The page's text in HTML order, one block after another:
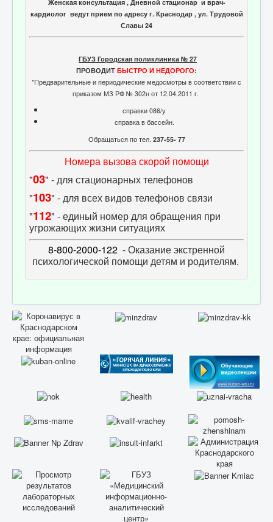
Контакты
Женская консультация
Женская консультация , Дневной стационар и врач-
кардиолог ведут прием по адресу г. Краснодар , ул. Трудовой
Славы 24
ГБУЗ Городская поликлиника № 27
ПРОВОДИТ БЫСТРО И НЕДОРОГО:
*Предварительные и периодические медосмотры в соответствии с
приказом МЗ РФ № 302н от 12.04.2011 г.
справки 086/у
справка в бассейн.
Обращаться по тел. 237-55- 77
Номера вызова скорой помощи
"03" - для стационарных телефонов
"103" - для всех видов телефонов связи
"112" - единый номер для обращения при
угрожающих жизни ситуациях
8-800-2000-122 - Оказание экстренной
психологической помощи детям и родителям.